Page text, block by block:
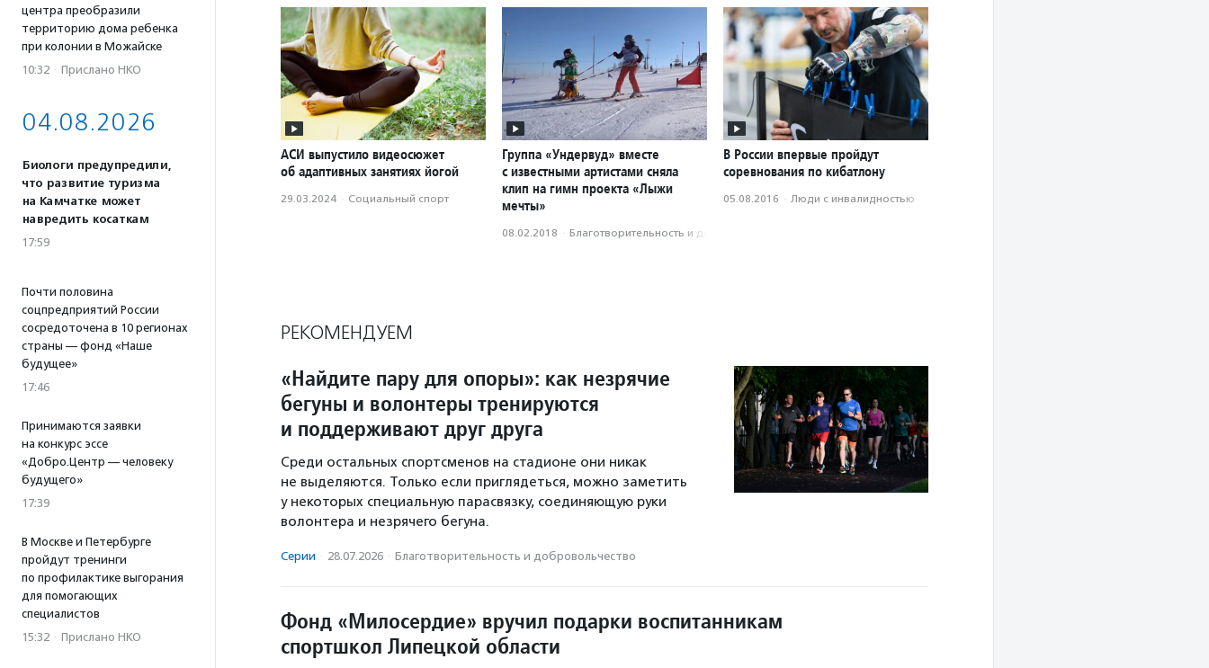
центра преобразили
территорию дома ребенка
при колонии в Можайске
10:32 · Прислано НКО
04.08.2026
Биологи предупредили,
что развитие туризма
на Камчатке может
навредить косаткам
17:59
Почти половина
соцпредприятий России
сосредоточена в 10 регионах
страны — фонд «Наше
будущее»
17:46
Принимаются заявки
на конкурс эссе
«Добро.Центр — человеку
будущего»
17:39
В Москве и Петербурге
пройдут тренинги
по профилактике выгорания
для помогающих
специалистов
15:32 · Прислано НКО
АСИ выпустило видеосюжет
об адаптивных занятиях йогой
29.03.2024 · Социальный спорт
Группа «Ундервуд» вместе
с известными артистами сняла
клип на гимн проекта «Лыжи
мечты»
08.02.2018 · Благотвори­тель­ность и доброволь­чест­во
В России впервые пройдут
соревнования по кибатлону
05.08.2016 · Люди с инвалидностью
РЕКОМЕНДУЕМ
«Найдите пару для опоры»: как незрячие
бегуны и волонтеры тренируются
и поддерживают друг друга
Среди остальных спортсменов на стадионе они никак
не выделяются. Только если приглядеться, можно заметить
у некоторых специальную парасвязку, соединяющую руки
волонтера и незрячего бегуна.
Серии · 28.07.2026 · Благотвори­тель­ность и доброволь­чест­во
Фонд «Милосердие» вручил подарки воспитанникам
спортшкол Липецкой области